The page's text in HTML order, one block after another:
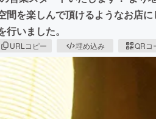
を楽しんで頂けるようなお店
いました。
URLコピー 埋め込み QRコ